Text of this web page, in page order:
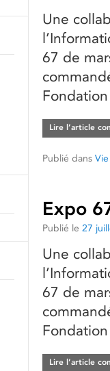
Une
67 de
Lire l’article
Publié dans
Expo
Publié le 27
Une
67 de
Lire l’article